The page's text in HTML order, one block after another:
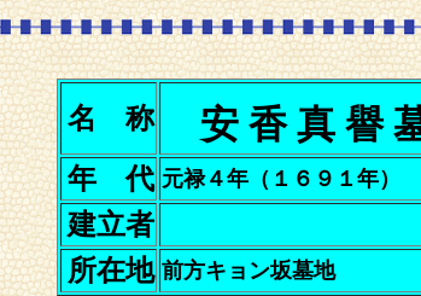
名 称 安 香 真 譽
年 代 元禄４年（１６９１年）
建立者
所在地 前方キョン坂墓地